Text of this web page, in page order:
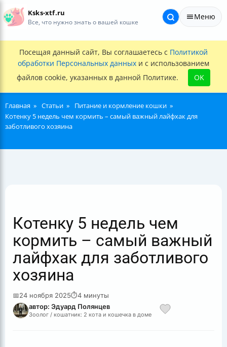
Ksks-xtf.ru
Все, что нужно знать о вашей кошке
Меню
Посещая данный сайт, Вы соглашаетесь с Политикой
обработки Персональных данных и с использованием
файлов cookie, указанных в данной Политике.
OK
Главная Статьи
Питание и кормление кошки
Котенку 5 недель чем кормить – самый важный лайфхак для
заботливого хозяина
Котенку 5 недель чем
кормить – самый важный
лайфхак для заботливого
хозяина
📅24 ноября 2025⏱4 минуты
автор: Эдуард Полянцев
Зоолог / кошатник: 2 кота и кошечка в доме